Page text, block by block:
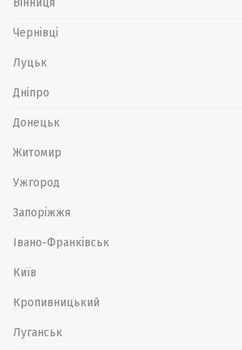
Чернівці
Луцьк
Дніпро
Донецьк
Житомир
Ужгород
Запоріжжя
Івано-Франківськ
Київ
Кропивницький
Луганськ